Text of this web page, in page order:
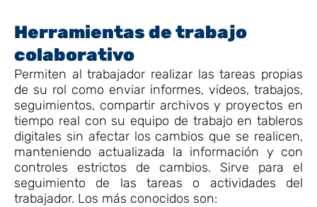
Herramientas de trabajo
colaborativo
Permiten al trabajador realizar las tareas propias
de su rol como enviar informes, videos, trabajos,
seguimientos, compartir archivos y proyectos en
tiempo real con su equipo de trabajo en tableros
digitales sin afectar los cambios que se realicen,
manteniendo actualizada la información y con
controles estrictos de cambios. Sirve para el
seguimiento de las tareas o actividades del
trabajador. Los más conocidos son: